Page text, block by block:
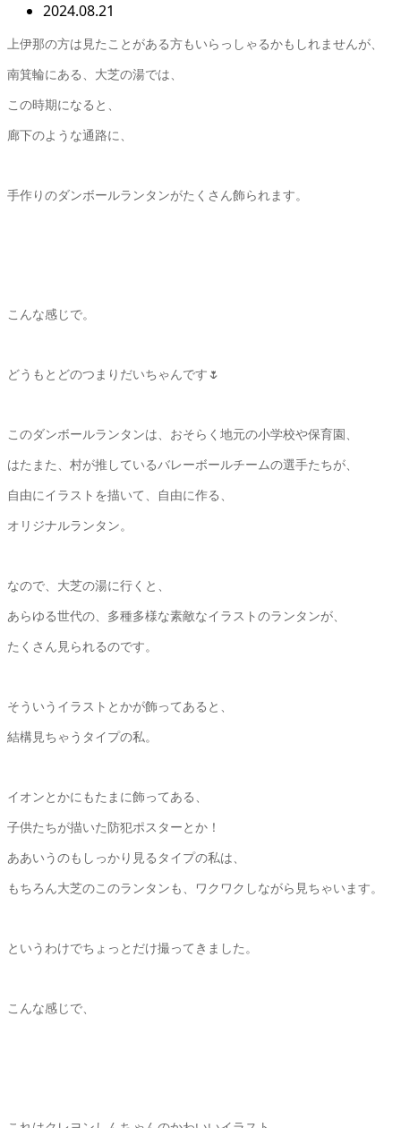
2024.08.21
上伊那の方は見たことがある方もいらっしゃるかもしれませんが、
南箕輪にある、大芝の湯では、
この時期になると、
廊下のような通路に、
手作りのダンボールランタンがたくさん飾られます。
こんな感じで。
どうもとどのつまりだいちゃんです🌷
このダンボールランタンは、おそらく地元の小学校や保育園、
はたまた、村が推しているバレーボールチームの選手たちが、
自由にイラストを描いて、自由に作る、
オリジナルランタン。
なので、大芝の湯に行くと、
あらゆる世代の、多種多様な素敵なイラストのランタンが、
たくさん見られるのです。
そういうイラストとかが飾ってあると、
結構見ちゃうタイプの私。
イオンとかにもたまに飾ってある、
子供たちが描いた防犯ポスターとか！
ああいうのもしっかり見るタイプの私は、
もちろん大芝のこのランタンも、ワクワクしながら見ちゃいます。
というわけでちょっとだけ撮ってきました。
こんな感じで、